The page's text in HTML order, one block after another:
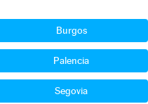
Burgos
Palencia
Segovia